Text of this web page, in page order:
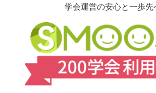
学会運営の安心と一歩先